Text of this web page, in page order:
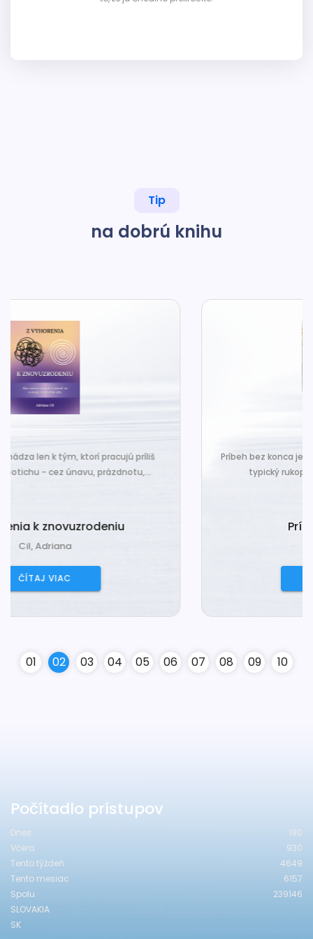
Tip
na dobrú knihu
Príbeh bez konca je nová básnická zbierka, ktorá nesie
typický rukopis Kamil Peteraja - hravosť...
Príbeh bez konca
01 02 03 04 05 06 07 08 09 10
Počítadlo prístupov
Dnes
190
Včera
930
Tento týždeň
4649
Tento mesiac
6157
Spolu
239146
SLOVAKIA
SK